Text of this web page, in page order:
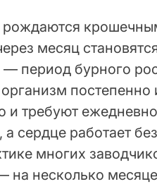
месяц
период бурного
постепенно
и требуют
а сердце работает
многих
несколько